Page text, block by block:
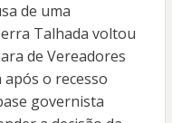
de uma
Talhada voltou
de Vereadores
o recesso
governista